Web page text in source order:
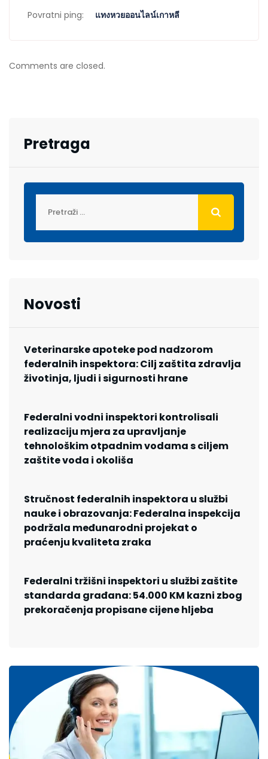
Povratni ping: แทงหวยออนไลน์เกาหลี
Comments are closed.
Pretraga
Novosti
Veterinarske apoteke pod nadzorom
federalnih inspektora: Cilj zaštita zdravlja
životinja, ljudi i sigurnosti hrane
Federalni vodni inspektori kontrolisali
realizaciju mjera za upravljanje
tehnološkim otpadnim vodama s ciljem
zaštite voda i okoliša
Stručnost federalnih inspektora u službi
nauke i obrazovanja: Federalna inspekcija
podržala međunarodni projekat o
praćenju kvaliteta zraka
Federalni tržišni inspektori u službi zaštite
standarda građana: 54.000 KM kazni zbog
prekoračenja propisane cijene hljeba